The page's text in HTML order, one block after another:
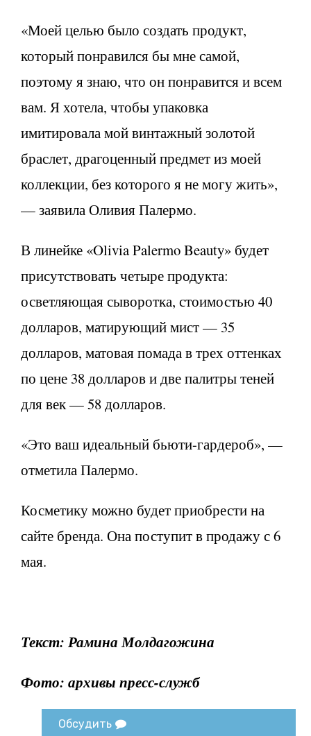
«Моей целью было создать продукт,
который понравился бы мне самой,
поэтому я знаю, что он понравится и всем
вам. Я хотела, чтобы упаковка
имитировала мой винтажный золотой
браслет, драгоценный предмет из моей
коллекции, без которого я не могу жить»,
— заявила Оливия Палермо.
В линейке «Olivia Palermo Beauty» будет
присутствовать четыре продукта:
осветляющая сыворотка, стоимостью 40
долларов, матирующий мист — 35
долларов, матовая помада в трех оттенках
по цене 38 долларов и две палитры теней
для век — 58 долларов.
«Это ваш идеальный бьюти-гардероб», —
отметила Палермо.
Косметику можно будет приобрести на
сайте бренда. Она поступит в продажу с 6
мая.
Текст: Рамина Молдагожина
Фото: архивы пресс-служб
Обсудить